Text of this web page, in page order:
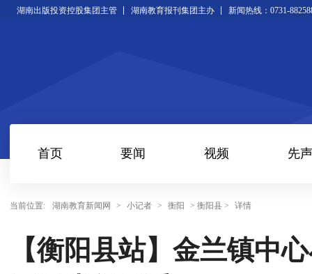
湖南出版投资控股集团主管 湖南教育报刊集团主办 新闻热线：0731-
首页 要闻 视频 先声
当前位置: 湖南教育新闻网 > 小记者 > 衡阳 > 衡阳县 > 详情
【衡阳县站】金兰镇中